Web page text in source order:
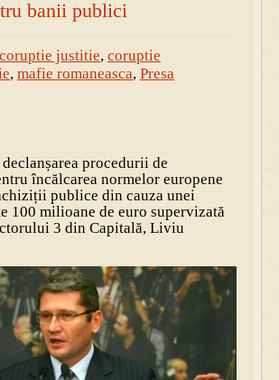
banii publici
coruptie justitie, coruptie
, mafie romaneasca, Presa
procedurii de
încălcarea normelor europene
publice din cauza unei
100 milioane de euro supervizată
3 din Capitală, Liviu